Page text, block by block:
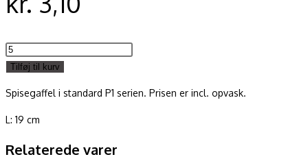
Gaffel
P1
Tilføj til kurv
Spisegaffel i standard P1 serien. Prisen er incl. opvask.
L: 19 cm
Relaterede varer